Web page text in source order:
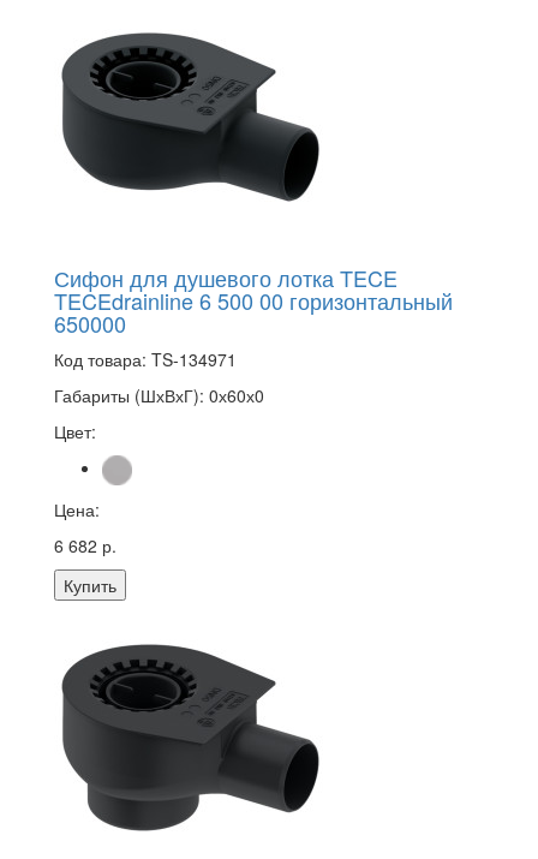
Сифон для душевого лотка TECE
TECEdrainline 6 500 00 горизонтальный
650000
Код товара: TS-134971
Габариты (ШхВхГ): 0х60х0
Цвет:
Цена:
6 682 р.
Купить